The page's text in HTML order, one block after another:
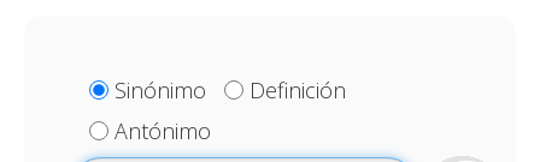
Sinónimo
Definición
Antónimo